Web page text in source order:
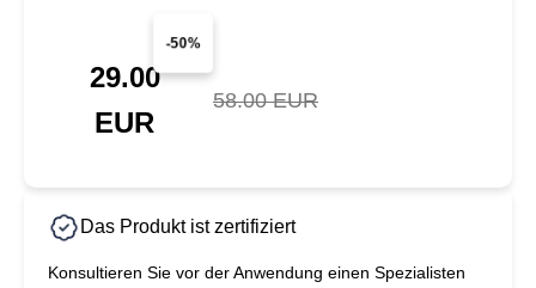
-50%
29.00
EUR
58.00 EUR
Das Produkt ist zertifiziert
Konsultieren Sie vor der Anwendung einen Spezialisten